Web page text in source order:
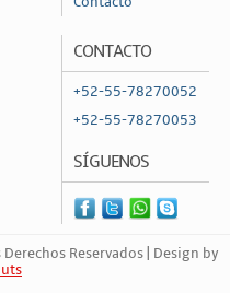
CONTACTO
+52-55-78270052
+52-55-78270053
SÍGUENOS
Reservados | Design by